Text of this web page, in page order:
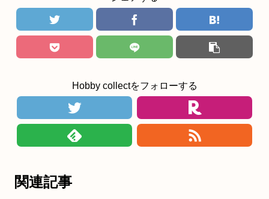
Hobby collectをフォローする
関連記事